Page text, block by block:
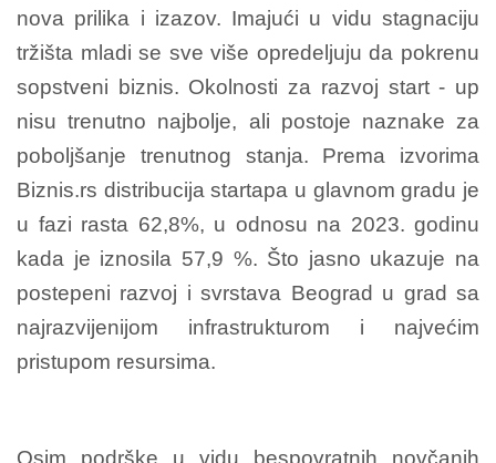
nova prilika i izazov. Imajući u vidu stagnaciju
tržišta mladi se sve više opredeljuju da pokrenu
sopstveni biznis. Okolnosti za razvoj start - up
nisu trenutno najbolje, ali postoje naznake za
poboljšanje trenutnog stanja. Prema izvorima
Biznis.rs distribucija startapa u glavnom gradu je
u fazi rasta 62,8%, u odnosu na 2023. godinu
kada je iznosila 57,9 %. Što jasno ukazuje na
postepeni razvoj i svrstava Beograd u grad sa
najrazvijenijom infrastrukturom i najvećim
pristupom resursima.